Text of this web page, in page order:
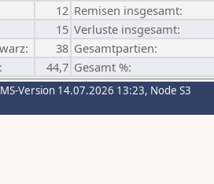
12 Remisen insgesamt:
15 Verluste insgesamt:
38 Gesamtpartien:
44,7 Gesamt %:
Version 14.07.2026 13:23, Node S3